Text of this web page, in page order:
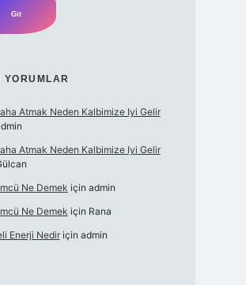
YORUMLAR
Atmak Neden Kalbimize Iyi Gelir
Atmak Neden Kalbimize Iyi Gelir
Ne Demek için admin
Ne Demek için Rana
Enerji Nediriçin admin